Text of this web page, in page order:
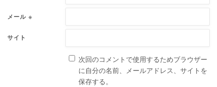
メール ※
サイト
次回のコメントで使用するためブラウザー
に自分の名前、メールアドレス、サイトを
保存する。